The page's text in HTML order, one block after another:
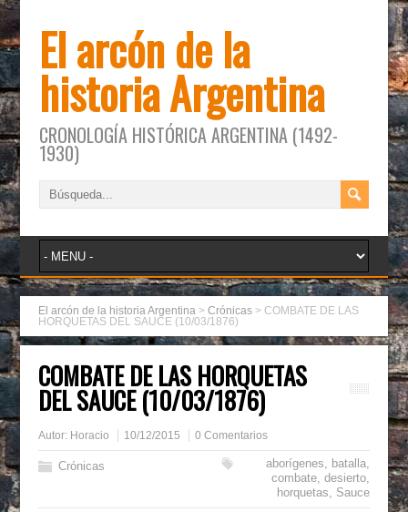
El arcón de la
historia Argentina
CRONOLOGÍA HISTÓRICA ARGENTINA (1492-
1930)
El arcón de la historia Argentina >Crónicas >COMBATE DE LAS
HORQUETAS DEL SAUCE (10/03/1876)
COMBATE DE LAS HORQUETAS
DEL SAUCE (10/03/1876)
Autor: Horacio 10/12/2015 0 Comentarios
Crónicas aborígenes, batalla,
combate, desierto,
horquetas, Sauce